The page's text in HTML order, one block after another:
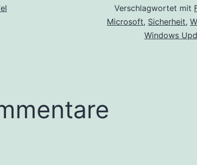
Verschlagwortet mit
Microsoft, Sicherheit,
Windows